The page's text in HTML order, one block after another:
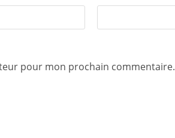
pour mon prochain commentaire.